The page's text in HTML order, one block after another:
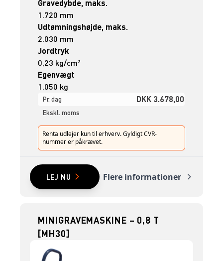
Gravedybde, maks.
1.720 mm
Udtømningshøjde, maks.
2.030 mm
Jordtryk
0,23 kg/cm²
Egenvægt
1.050 kg
Pr. dag DKK 3.678,00
Ekskl. moms
Renta udlejer kun til erhverv. Gyldigt CVR-
nummer er påkrævet.
LEJ NU Flere informationer
MINIGRAVEMASKINE – 0,8 T
[MH30]